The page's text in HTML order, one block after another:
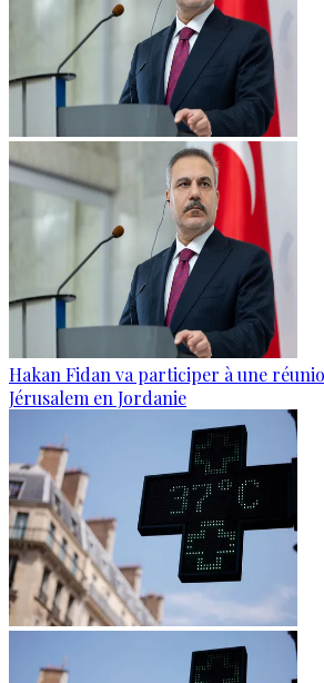
Hakan Fidan va participer à une
Jérusalem en Jordanie